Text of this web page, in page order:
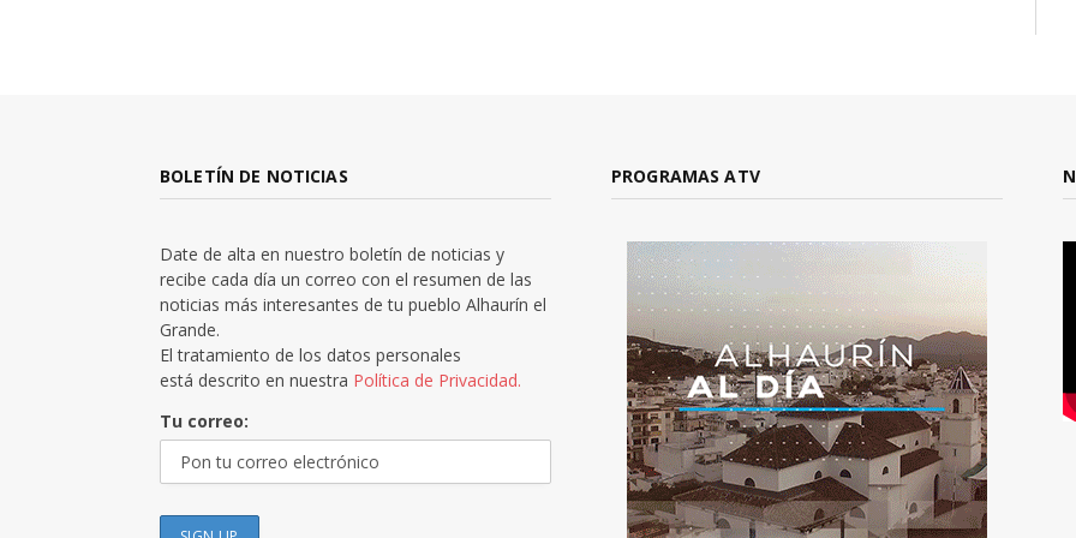
BOLETÍN DE NOTICIAS
Date de alta en nuestro boletín de noticias y
recibe cada día un correo con el resumen de las
noticias más interesantes de tu pueblo Alhaurín el
Grande.
El tratamiento de los datos personales
está descrito en nuestra Política de Privacidad.
Tu correo:
PROGRAMAS ATV